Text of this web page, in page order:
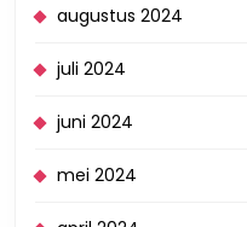
augustus 2024
juli 2024
juni 2024
mei 2024